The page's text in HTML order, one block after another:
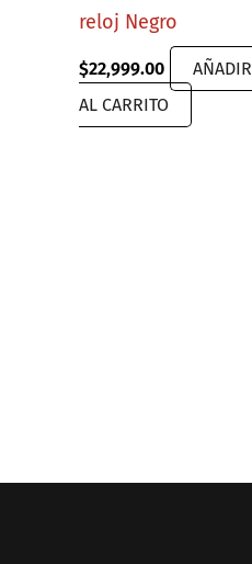
reloj Negro
$22,999.00
AÑADIR
AL CARRITO